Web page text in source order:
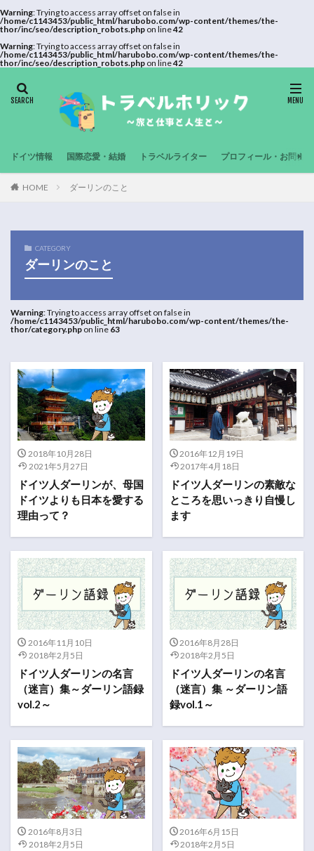
Warning: Trying to access array offset on false in
/home/c1143453/public_html/harubobo.com/wp-content/themes/the-
thor/inc/seo/description_robots.php on line42
Warning: Trying to access array offset on false in
/home/c1143453/public_html/harubobo.com/wp-content/themes/the-
thor/inc/seo/description_robots.php on line42
ドイツ情報 国際恋愛・結婚 トラベルライター プロフィール・お問合せ
HOME ダーリンのこと
CATEGORY
ダーリンのこと
Warning: Trying to access array offset on false in
/home/c1143453/public_html/harubobo.com/wp-content/themes/the-
thor/category.php on line 63
2018年10月28日
2021年5月27日
ドイツ人ダーリンが、母国
ドイツよりも日本を愛する
理由って？
2016年12月19日
2017年4月18日
ドイツ人ダーリンの素敵な
ところを思いっきり自慢し
ます
2016年11月10日
2018年2月5日
ドイツ人ダーリンの名言
（迷言）集～ダーリン語録
vol.2～
2016年8月28日
2018年2月5日
ドイツ人ダーリンの名言
（迷言）集 ～ダーリン語
録vol.1～
2016年8月3日
2018年2月5日
2016年6月15日
2018年2月5日